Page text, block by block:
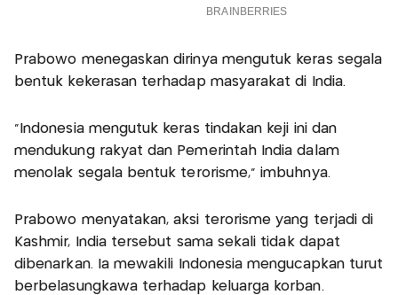
Prabowo menegaskan dirinya mengutuk keras segala
bentuk kekerasan terhadap masyarakat di India.
"Indonesia mengutuk keras tindakan keji ini dan
mendukung rakyat dan Pemerintah India dalam
menolak segala bentuk terorisme," imbuhnya.
Prabowo menyatakan, aksi terorisme yang terjadi di
Kashmir, India tersebut sama sekali tidak dapat
dibenarkan. Ia mewakili Indonesia mengucapkan turut
berbelasungkawa terhadap keluarga korban.